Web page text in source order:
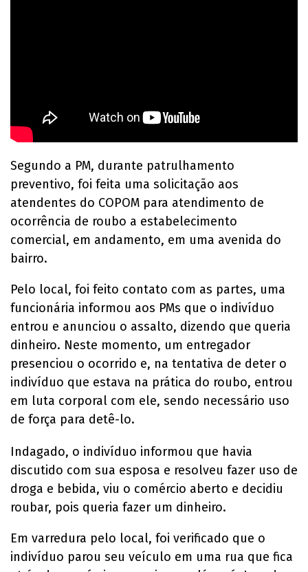
Segundo a PM, durante patrulhamento
preventivo, foi feita uma solicitação aos
atendentes do COPOM para atendimento de
ocorrência de roubo a estabelecimento
comercial, em andamento, em uma avenida do
bairro.
Pelo local, foi feito contato com as partes, uma
funcionária informou aos PMs que o indivíduo
entrou e anunciou o assalto, dizendo que queria
dinheiro. Neste momento, um entregador
presenciou o ocorrido e, na tentativa de deter o
indivíduo que estava na prática do roubo, entrou
em luta corporal com ele, sendo necessário uso
de força para detê-lo.
Indagado, o indivíduo informou que havia
discutido com sua esposa e resolveu fazer uso de
droga e bebida, viu o comércio aberto e decidiu
roubar, pois queria fazer um dinheiro.
Em varredura pelo local, foi verificado que o
indivíduo parou seu veículo em uma rua que fica